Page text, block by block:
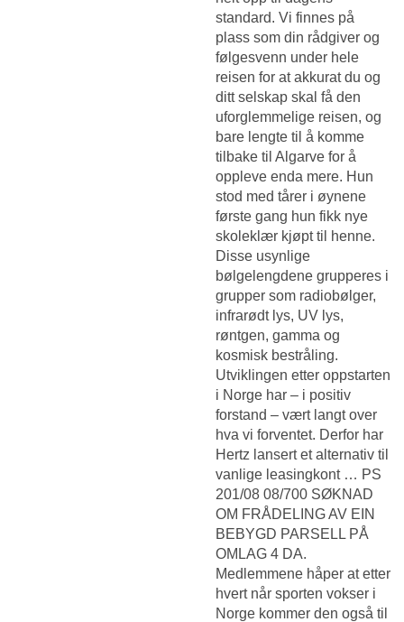
standard. Vi finnes på
plass som din rådgiver og
følgesvenn under hele
reisen for at akkurat du og
ditt selskap skal få den
uforglemmelige reisen, og
bare lengte til å komme
tilbake til Algarve for å
oppleve enda mere. Hun
stod med tårer i øynene
første gang hun fikk nye
skoleklær kjøpt til henne.
Disse usynlige
bølgelengdene grupperes i
grupper som radiobølger,
infrarødt lys, UV lys,
røntgen, gamma og
kosmisk bestråling.
Utviklingen etter oppstarten
i Norge har – i positiv
forstand – vært langt over
hva vi forventet. Derfor har
Hertz lansert et alternativ til
vanlige leasingkont … PS
201/08 08/700 SØKNAD
OM FRÅDELING AV EIN
BEBYGD PARSELL PÅ
OMLAG 4 DA.
Medlemmene håper at etter
hvert når sporten vokser i
Norge kommer den også til